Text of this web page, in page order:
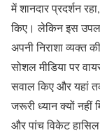
में शानदार प्रदर्शन
किए। लेकिन इस
अपनी निराशा व्यक्त
सोशल मीडिया पर
सवाल किए और यहां
जरूरी ध्यान क्यों नहीं
और पांच विकेट